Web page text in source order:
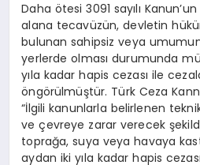
Daha ötesi 3091 sayılı
alana tecavüzün, devletin
bulunan sahipsiz veya
yerlerde olması durumunda
yıla kadar hapis cezası ile
öngörülmüştür. Türk Ceza
“İlgili kanunlarla belirlenen
ve çevreye zarar verecek
toprağa, suya veya havaya
aydan iki yıla kadar hapis